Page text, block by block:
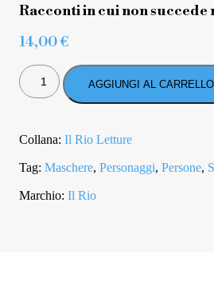
Racconti in cui non succede
14,00€
FATTI
DI
UMANI
AGGIUNGI AL CARRELLO
Collana: Il Rio Letture
Tag: Maschere, Personaggi, Persone,
Marchio: Il Rio